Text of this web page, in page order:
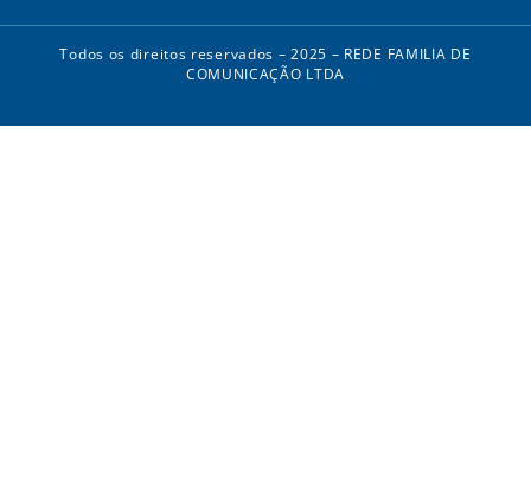
Todos os direitos reservados – 2025 – REDE FAMILIA DE
COMUNICAÇÃO LTDA